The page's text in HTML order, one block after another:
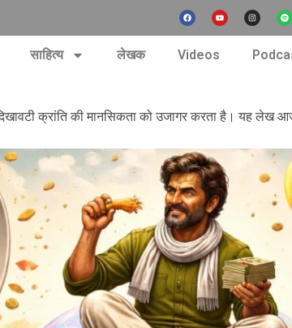
F
a
c
e
o
o
Y
o
u
t
e
I
n
s
t
g
r
S
p
o
t
f
y
साहित्य लेखक Videos
क्रांति की मानसिकता को उजागर करता है। यह लेख